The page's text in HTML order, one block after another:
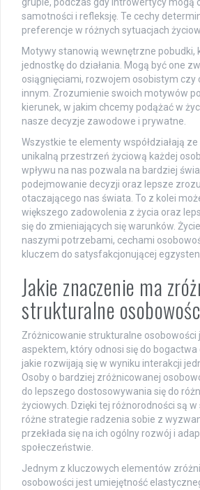
grupie, podczas gdy introwertycy mogą
samotności i refleksję. Te cechy
preferencje w różnych sytuacjach
Motywy stanowią wewnętrzne pobudki,
jednostkę do działania. Mogą być one
osiągnięciami, rozwojem osobistym czy
innym. Zrozumienie swoich motywów
kierunek, w jakim chcemy podążać w
nasze decyzje zawodowe i prywatne.
Wszystkie te elementy współdziałają
unikalną przestrzeń życiową każdej
wpływu na nas pozwala na bardziej
podejmowanie decyzji oraz lepsze
otaczającego nas świata. To z kolei
większego zadowolenia z życia oraz
się do zmieniających się warunków.
naszymi potrzebami, cechami
kluczem do satysfakcjonującej
Jakie znaczenie ma
strukturalne
Zróżnicowanie strukturalne osobowości
aspektem, który odnosi się do bogactwa
jakie rozwijają się w wyniku interakcji
Osoby o bardziej zróżnicowanej
do lepszego dostosowywania się do
życiowych. Dzięki tej różnorodności są
różne strategie radzenia sobie z
przekłada się na ich ogólny rozwój i
społeczeństwie.
Jednym z kluczowych elementów
osobowości jest umiejętność